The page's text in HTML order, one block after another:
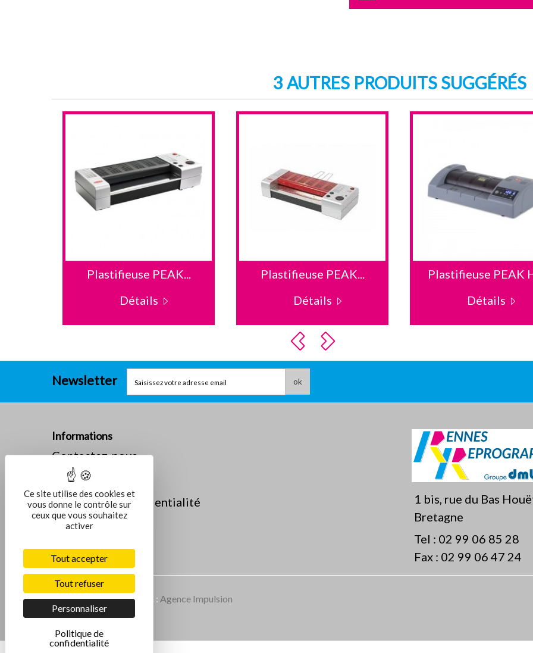
3 AUTRES PRODUITS SUGGÉRÉS
Plastifieuse PEAK...
Détails
Plastifieuse PEAK...
Détails
Plastifieuse PEAK
Détails
Newsletter ok
Informations
Contactez-nous
La société
Mentions légales
Politique de confidentialité
1 bis, rue du Bas
Bretagne
Tel : 02 99 06 85 28
Fax : 02 99 06 47 24
Conception et réalisation : Agence Impulsion
Ce site utilise des cookies et
vous donne le contrôle sur
ceux que vous souhaitez
activer
Tout accepter
Tout refuser
Personnaliser
Politique de
confidentialité